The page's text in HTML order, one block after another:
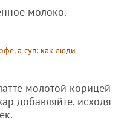
молоко.
а суп: как люди
молотой корицей
добавляйте, исходя